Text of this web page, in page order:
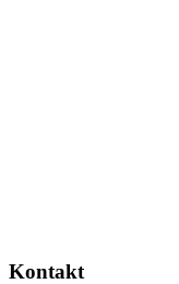
Kontakt